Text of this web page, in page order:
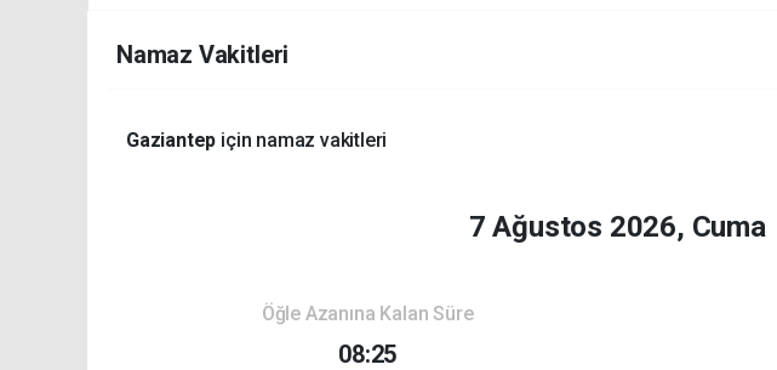
Namaz Vakitleri
Gaziantep için namaz vakitleri
7 Ağustos 2026, Cuma
Öğle Azanına Kalan Süre
08:25